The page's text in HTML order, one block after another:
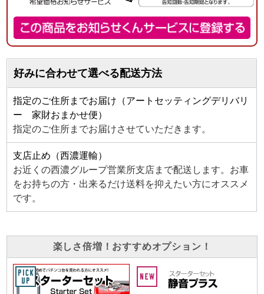
好みに合わせて選べる配送方法
指定のご住所までお届け（アートセッティングデリバリ
ー 家財おまかせ便）
指定のご住所までお届けさせていただきます。
支店止め（西濃運輸）
お近くの西濃グループ営業所支店まで配送します。お車
をお持ちの方・出来るだけ送料を抑えたい方にオススメ
です。
楽しさ倍増！おすすめオプション！